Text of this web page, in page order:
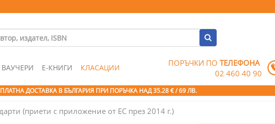
ВАУЧЕРИ Е-КНИГИ КЛАСАЦИИ ПОРЪЧКИ ПОТЕЛЕФОНА
02 460 40 90
ДОСТАВКА В БЪЛГАРИЯ ПРИ ПОРЪЧКА НАД 35.28 € / 69 ЛВ.
(приети с приложение от ЕС през 2014 г.)